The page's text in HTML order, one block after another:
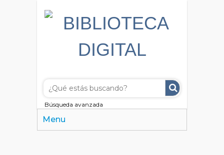
Búsqueda avanzada
Menu